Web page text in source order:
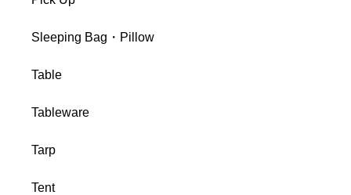
Sleeping Bag・Pillow
Table
Tableware
Tarp
Tent